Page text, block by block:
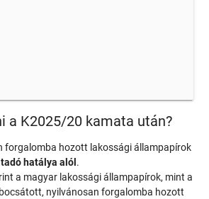
a K2025/20 kamata után?
forgalomba hozott lakossági állampapírok
hatálya alól .
a magyar lakossági állampapírok, mint a
nyilvánosan forgalomba hozott